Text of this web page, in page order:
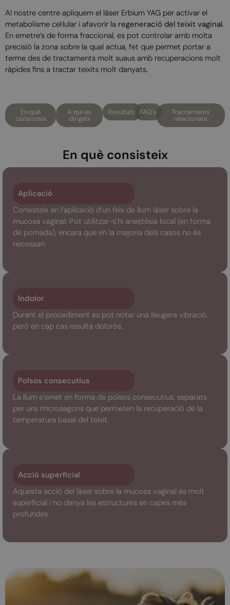
Al nostre centre apliquem el làser Erbium YAG per activar el
metabolisme cel·lular i afavorir la regeneració del teixit vaginal.
En emetre’s de forma fraccional, es pot controlar amb molta
precisió la zona sobre la qual actua, fet que permet portar a
terme des de tractaments molt suaus amb recuperacions molt
ràpides fins a tractar teixits molt danyats.
En què
consisteix
A qui es
dirigeix
Resultats FAQ's Tractaments
relacionats
En què consisteix
Aplicació
Consisteix en l’aplicació d’un feix de llum làser sobre la
mucosa vaginal. Pot utilitzar-s’hi anestèsia local (en forma
de pomada), encara que en la majoria dels casos no és
necessari.
Indolor
Durant el procediment es pot notar una lleugera vibració,
però en cap cas resulta dolorós.
Polsos consecutius
La llum s’emet en forma de polsos consecutius, separats
per uns microsegons que permeten la recuperació de la
temperatura basal del teixit.
Acció superficial
Aquesta acció del làser sobre la mucosa vaginal és molt
superficial i no danya les estructures en capes més
profundes.